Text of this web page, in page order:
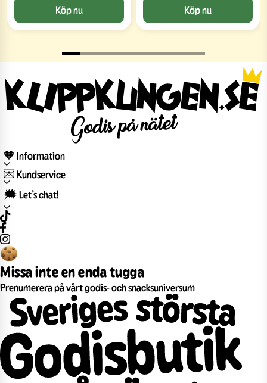
Köp nu Köp nu
🧡 Information
💌 Kundservice
🗯️ Let’s chat!
Missa inte en enda tugga
Prenumerera på vårt godis- och snacksuniversum